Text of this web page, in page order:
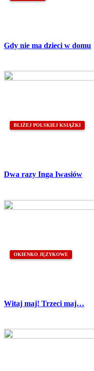
Gdy nie ma dzieci w domu
BLIŻEJ POLSKIEJ KSIĄŻKI
Dwa razy Inga Iwasiów
OKIENKO JĘZYKOWE
Witaj maj! Trzeci maj…